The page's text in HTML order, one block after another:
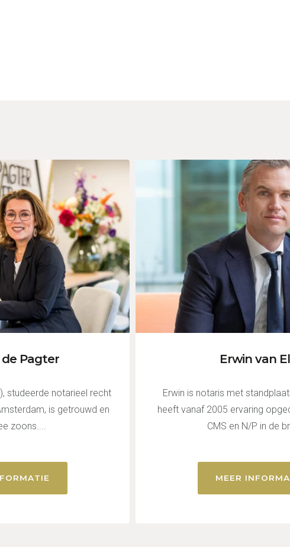
de Pagter
studeerde notarieel recht
is getrouwd en
zoons....
Erwin van
Erwin is notaris met
heeft vanaf 2005 ervaring
CMS en N/P in de
MEER